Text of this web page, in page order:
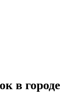
в городе